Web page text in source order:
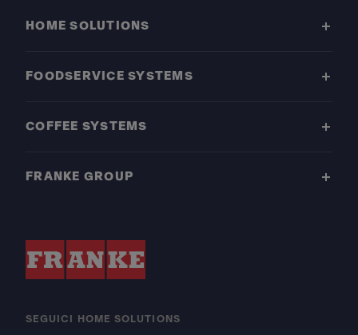
HOME SOLUTIONS
FOODSERVICE SYSTEMS
COFFEE SYSTEMS
FRANKE GROUP
SEGUICI HOME SOLUTIONS